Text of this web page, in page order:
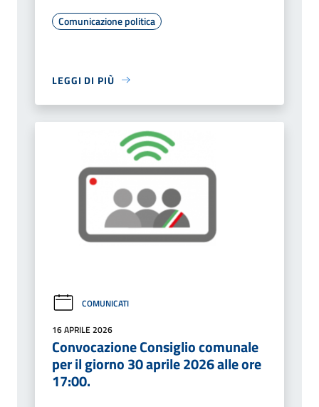
Comunicazione politica
LEGGI DI PIÙ
COMUNICATI
16 APRILE 2026
Convocazione Consiglio comunale
per il giorno 30 aprile 2026 alle ore
17:00.